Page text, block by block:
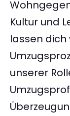
Kultur und
lassen
unserer